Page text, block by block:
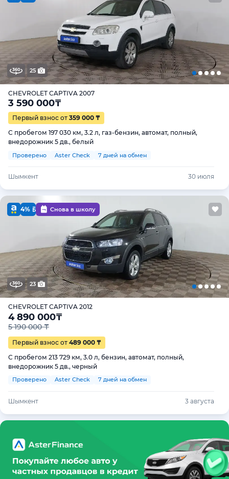
25
CHEVROLET CAPTIVA 2007
3 590 000₸
Первый взнос от 359 000 ₸
С пробегом 197 030 км, 3.2 л, газ-бензин, автомат, полный,
внедорожник 5 дв., белый
Проверено Aster Check 7 дней на обмен
Шымкент 30 июля
4% Снова в школу
23
CHEVROLET CAPTIVA 2012
4 890 000₸
5 190 000 ₸
Первый взнос от 489 000 ₸
С пробегом 213 729 км, 3.0 л, бензин, автомат, полный,
внедорожник 5 дв., черный
Проверено Aster Check 7 дней на обмен
Шымкент 3 августа